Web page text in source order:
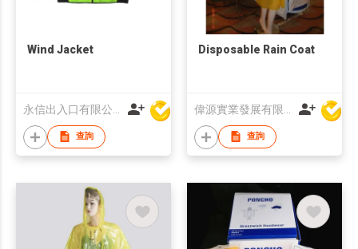
Wind Jacket
查詢
Disposable Rain Coat
查詢